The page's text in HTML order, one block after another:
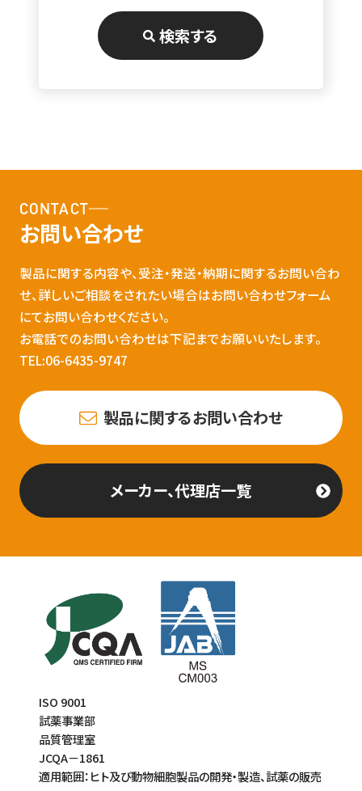
検索する
CONTACT
お問い合わせ
製品に関する内容や、受注・発送・納期に関するお問い合わ
せ、詳しいご相談をされたい場合はお問い合わせフォーム
にてお問い合わせください。
お電話でのお問い合わせは下記までお願いいたします。
TEL:06-6435-9747
製品に関するお問い合わせ
メーカー、代理店一覧
ISO 9001
試薬事業部
品質管理室
JCQA－1861
適用範囲：ヒト及び動物細胞製品の開発・製造、試薬の販売